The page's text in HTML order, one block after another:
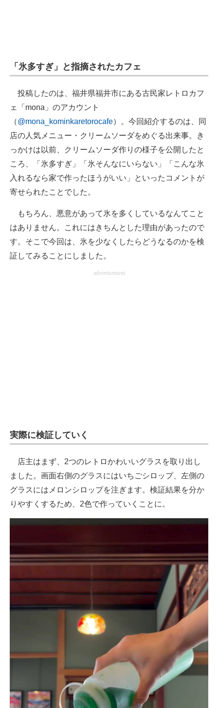
「氷多すぎ」と指摘されたカフェ
投稿したのは、福井県福井市にある古民家レトロカフ
ェ「mona」のアカウント
（@mona_kominkaretorocafe）。今回紹介するのは、同
店の人気メニュー・クリームソーダをめぐる出来事。き
っかけは以前、クリームソーダ作りの様子を公開したと
ころ、「氷多すぎ」「氷そんなにいらない」「こんな氷
入れるなら家で作ったほうがいい」といったコメントが
寄せられたことでした。
もちろん、悪意があって氷を多くしているなんてこと
はありません。これにはきちんとした理由があったので
す。そこで今回は、氷を少なくしたらどうなるのかを検
証してみることにしました。
advertisement
実際に検証していく
店主はまず、2つのレトロかわいいグラスを取り出し
ました。画面右側のグラスにはいちごシロップ、左側の
グラスにはメロンシロップを注ぎます。検証結果を分か
りやすくするため、2色で作っていくことに。